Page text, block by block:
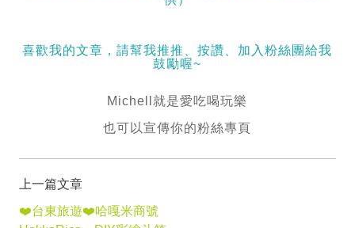
喜歡我的文章，請幫我推推、按讚、加入粉絲團給我
鼓勵喔~
Michell就是愛吃喝玩樂
也可以宣傳你的粉絲專頁
上一篇文章
❤️台東旅遊❤️哈嘎米商號